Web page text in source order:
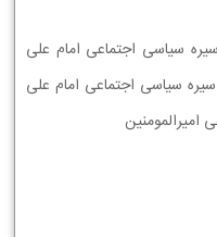
سیاسی اجتماعی امام علی
سیاسی اجتماعی امام علی
امیرالمومنین